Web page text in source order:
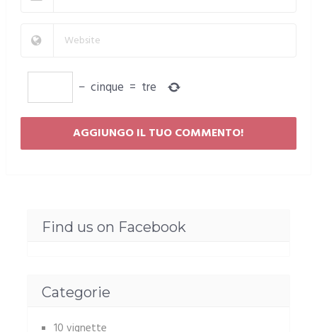
− cinque = tre
Find us on Facebook
Categorie